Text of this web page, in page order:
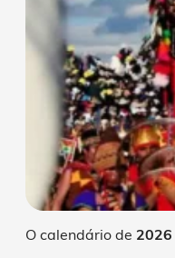
O calendário de 2026